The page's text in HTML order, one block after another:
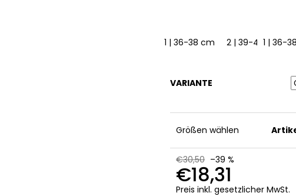
1 | 36-38 cm 2 | 39-41 cm
1 | 36-
VARIANTE
Größen wählen
€30,50 –39 %
€18,31
Preis inkl. gesetzlicher MwSt.